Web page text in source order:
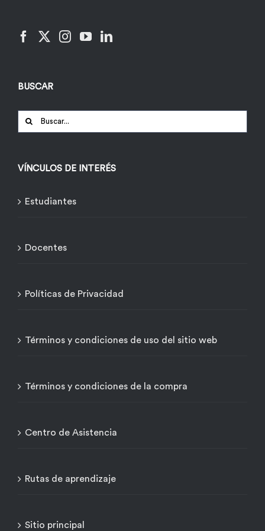
BUSCAR
Buscar:
VÍNCULOS DE INTERÉS
Estudiantes
Docentes
Políticas de Privacidad
Términos y condiciones de uso del sitio web
Términos y condiciones de la compra
Centro de Asistencia
Rutas de aprendizaje
Sitio principal